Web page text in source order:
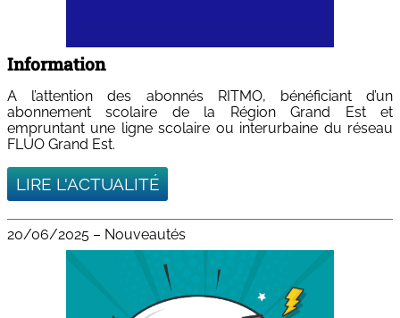
Information
A l’attention des abonnés RITMO, bénéficiant d’un
abonnement scolaire de la Région Grand Est et
empruntant une ligne scolaire ou interurbaine du réseau
FLUO Grand Est.
LIRE L'ACTUALITÉ
20/06/2025 – Nouveautés